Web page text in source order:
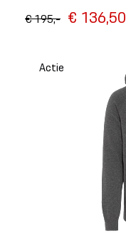
Acties
Porsche informatie
€ 195,- € 136,50
Actie